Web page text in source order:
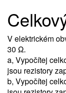
V elektrickém
30 Ω.
a, Vypočítej
jsou rezistory
b, Vypočítej